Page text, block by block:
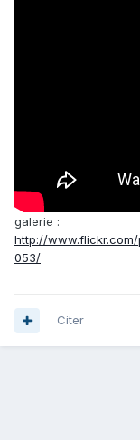
galerie :
http://
053/
Citer